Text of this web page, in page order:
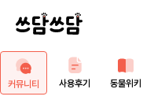
커뮤니티 사용후기 동물위키